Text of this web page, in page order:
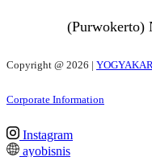
(Purwokerto)
Copyright @ 2026 |
Corporate Information
Instagram
ayobisnis